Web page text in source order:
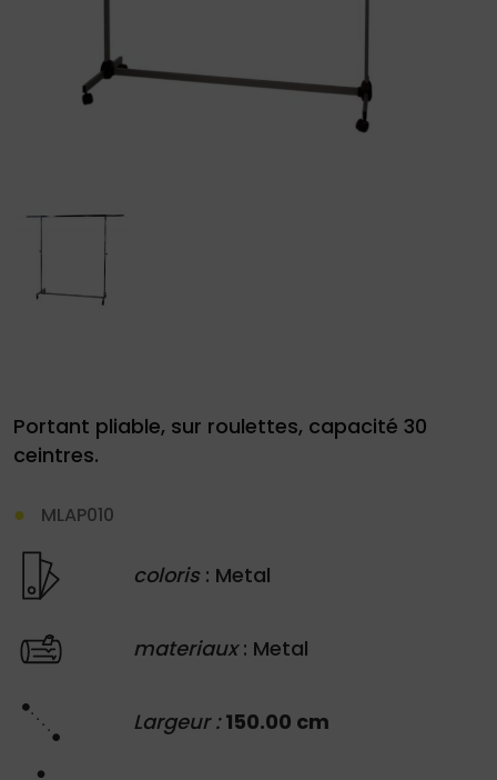
Portant pliable, sur roulettes, capacité 30
ceintres.
MLAP010
coloris: Metal
materiaux: Metal
Largeur :150.00 cm
devis
50
|